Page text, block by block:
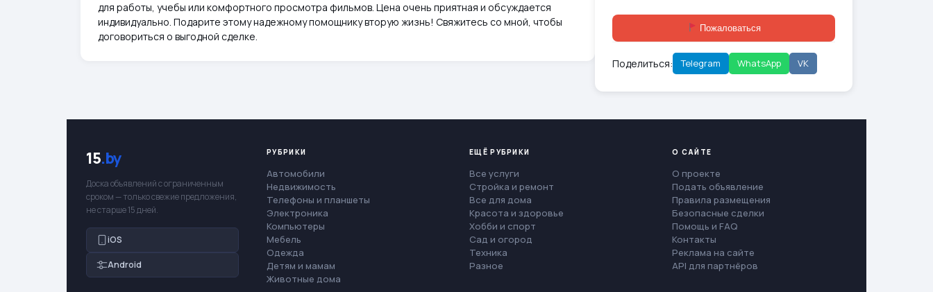
для работы, учебы или комфортного просмотра фильмов. Цена очень приятная и обсуждается
индивидуально. Подарите этому надежному помощнику вторую жизнь! Свяжитесь со мной, чтобы
договориться о выгодной сделке.
Пожаловаться
Поделиться: Telegram WhatsApp VK
15.by
Доска объявлений с ограниченным
сроком — только свежие предложения,
не старше 15 дней.
iOS
Android
РУБРИКИ
Автомобили
Недвижимость
Телефоны и планшеты
Электроника
Компьютеры
Мебель
Одежда
Детям и мамам
Животные дома
ЕЩЁ РУБРИКИ
Все услуги
Стройка и ремонт
Все для дома
Красота и здоровье
Хобби и спорт
Сад и огород
Техника
Разное
О САЙТЕ
О проекте
Подать объявление
Правила размещения
Безопасные сделки
Помощь и FAQ
Контакты
Реклама на сайте
API для партнёров